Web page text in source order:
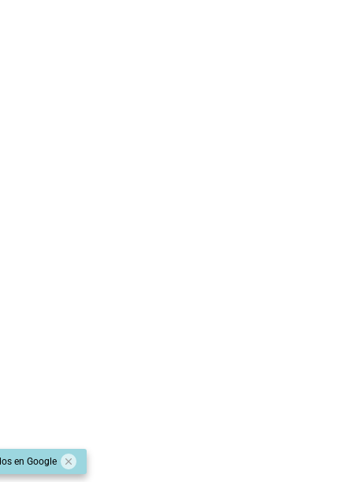
en Google